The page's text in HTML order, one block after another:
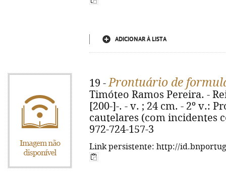
ADICIONAR À LISTA
19 -Prontuário de
Timóteo Ramos Pereira. -
[200-]-. - v. ; 24 cm. - 2º v.:
cautelares (com incidentes
972-724-157-3
Link persistente: http://